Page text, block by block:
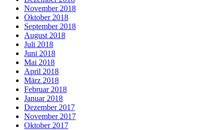
November 2018
Oktober 2018
September 2018
August 2018
Juli 2018
Juni 2018
Mai 2018
April 2018
März 2018
Februar 2018
Januar 2018
Dezember 2017
November 2017
Oktober 2017